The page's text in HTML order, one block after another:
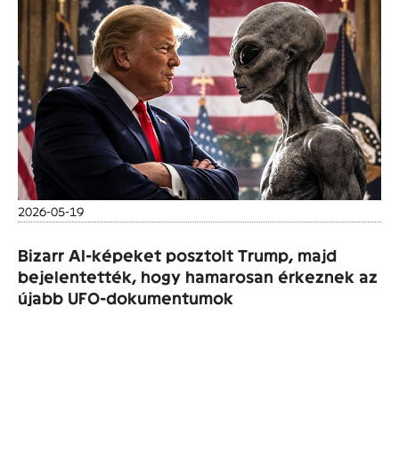
2026-05-19
Bizarr AI-képeket posztolt Trump, majd
bejelentették, hogy hamarosan érkeznek az
újabb UFO-dokumentumok